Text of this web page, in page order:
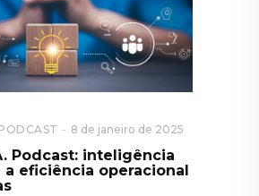
8 de janeiro de 2025
Podcast: inteligência
eficiência operacional